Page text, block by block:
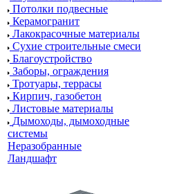
Потолки подвесные
Керамогранит
Лакокрасочные материалы
Сухие строительные смеси
Благоустройство
Заборы, ограждения
Тротуары, террасы
Кирпич, газобетон
Листовые материалы
Дымоходы, дымоходные
системы
Неразобранные
Ландшафт